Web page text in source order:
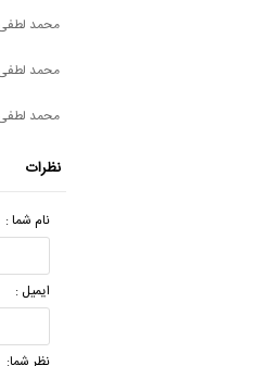
محمد
محمد
محمد
نظرات
نام شما :
ایمیل :
نظر شما: